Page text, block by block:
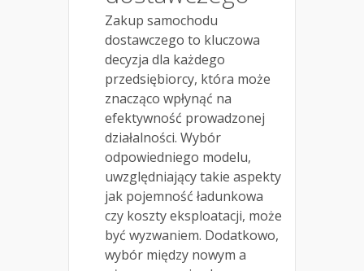
Zakup samochodu
dostawczego to kluczowa
decyzja dla każdego
przedsiębiorcy, która może
znacząco wpłynąć na
efektywność prowadzonej
działalności. Wybór
odpowiedniego modelu,
uwzględniający takie aspekty
jak pojemność ładunkowa
czy koszty eksploatacji, może
być wyzwaniem. Dodatkowo,
wybór między nowym a